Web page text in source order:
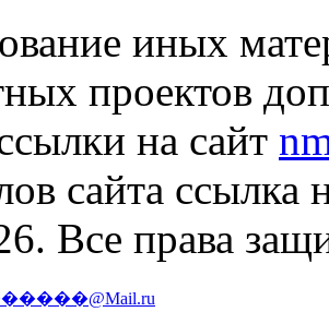
иных
проектов
на сайт
сайта ссылка
Все права